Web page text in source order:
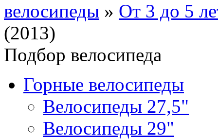
велосипеды » От 3 до 5
(2013)
Подбор велосипеда
Горные велосипеды
Велосипеды 27,5"
Велосипеды 29"